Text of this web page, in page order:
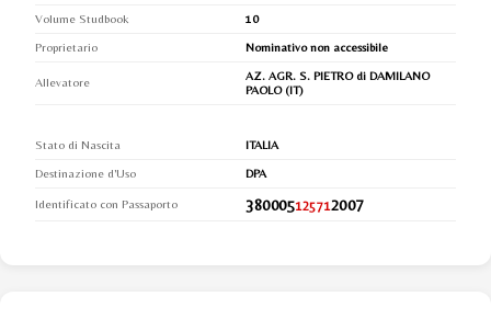
Volume Studbook
10
Proprietario
Nominativo non accessibile
Allevatore
AZ. AGR. S. PIETRO di DAMILANO
PAOLO (IT)
Stato di Nascita
ITALIA
Destinazione d'Uso
DPA
Identificato con Passaporto 380005125712007